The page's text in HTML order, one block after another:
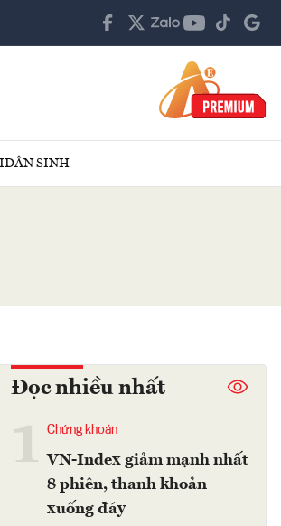
DÂN SINH
Đọc nhiều nhất
Chứng khoán
VN-Index giảm mạnh nhất
8 phiên, thanh khoản
xuống đáy